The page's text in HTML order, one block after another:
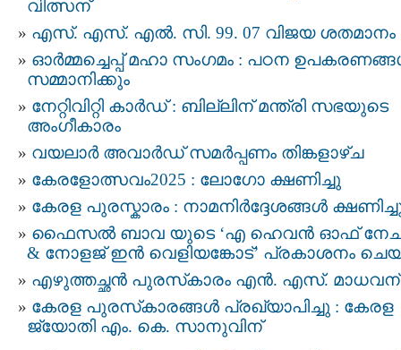
വിത്സന്
എസ്. എസ്. എൽ. സി. 99. 07 വിജയ ശതമാനം
ഓർമ്മച്ചെപ്പ് മഹാ സംഗമം : പഠന
സമ്മാനിക്കും
നേറ്റിവിറ്റി കാര്‍ഡ് : ബില്ലിന് മന്ത്രി സഭയുടെ
അംഗീകാരം
വയലാർ അവാർഡ് സമർപ്പണം തിങ്കളാഴ്ച
കേരളോത്സവം2025 : ലോഗോ ക്ഷണിച്ചു
കേരള പുരസ്കാരം : നാമനിർദ്ദേശങ്ങൾ
ഫൈസൽ ബാവ യുടെ ‘എ ഹെവൻ ഓഫ്
& നോളജ് ഇൻ വെളിയങ്കോട്’ പ്രകാശനം
എഴുത്തച്ഛന്‍ പുരസ്‌കാരം എന്‍. എസ്. മാധവന്
കേരള പുരസ്‌കാരങ്ങൾ പ്രഖ്യാപിച്ചു : കേരള
ജ്യോതി എം. കെ. സാനുവിന്